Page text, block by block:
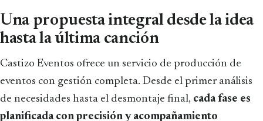
Una propuesta integral desde la idea
hasta la última canción
Castizo Eventos ofrece un servicio de producción de
eventos con gestión completa. Desde el primer análisis
de necesidades hasta el desmontaje final, cada fase es
planificada con precisión y acompañamiento